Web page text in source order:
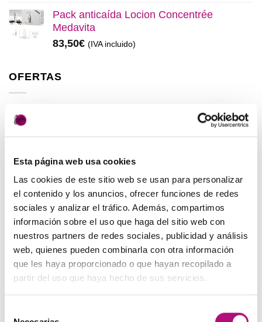
Esta página web usa cookies
Las cookies de este sitio web se usan para personalizar
el contenido y los anuncios, ofrecer funciones de redes
sociales y analizar el tráfico. Además, compartimos
información sobre el uso que haga del sitio web con
nuestros partners de redes sociales, publicidad y análisis
web, quienes pueden combinarla con otra información
que les haya proporcionado o que hayan recopilado a
partir del uso que haya hecho de sus servicios.
Pack anticaída Locion Concentrée
Medavita
83,50€ (IVA incluido)
OFERTAS
Elisièr Instant Bond Tratamiento
original
137,00€.
actual
130,00€.
Elisièr Tratamiento Instantaneo 50ml
48,00€ El
precio
original
era:
48,00€.
45,00 €El
precio
actual
es:
45,00€.
(IVA incluido)
Paleta de Maquillaje Avon
32,99€ El
precio
original
era:
32,99€.
28,50€El
precio
actual
es:
28,50€.
(IVA incluido)
Maquíllate
precio
8,50
El(IVA incluido)